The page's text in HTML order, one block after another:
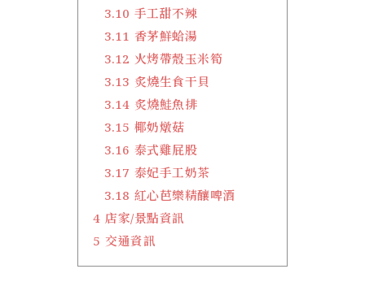
3.10 手工甜不辣
3.11 香茅鮮蛤湯
3.12 火烤帶殼玉米筍
3.13 炙燒生食干貝
3.14 炙燒鮭魚排
3.15 椰奶燉菇
3.16 泰式雞屁股
3.17 泰妃手工奶茶
3.18 紅心芭樂精釀啤酒
4 店家/景點資訊
5 交通資訊